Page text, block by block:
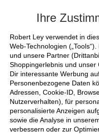
Ihre
Robert Ley verwendet in
Web-Technologien
und unsere Partner
Shoppingerlebnis und
Dir interessante Werbung
Personenbezogene Daten
Adressen, Cookie-ID,
Nutzerverhalten), für
personalisierte Anzeigen
sowie die Analyse in
verbessern oder zur